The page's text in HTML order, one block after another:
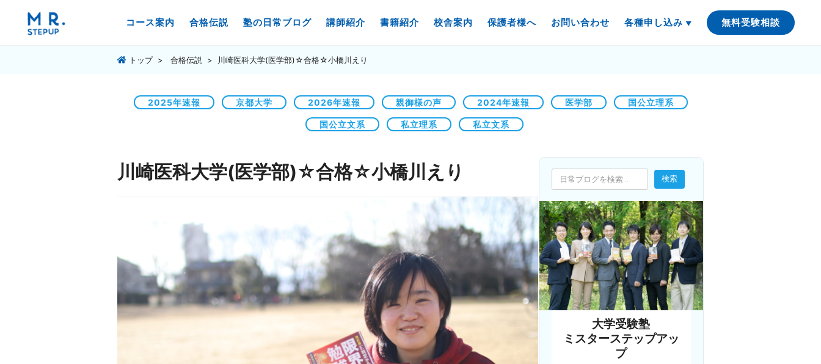
コース案内 合格伝説 塾の日常ブログ 講師紹介 書籍紹介 校舎案内 保護者様へ お問い合わせ 各種申し込み 無料受験相談
トップ 合格伝説 川崎医科大学(医学部)☆合格☆小橋川えり
2025年速報 京都大学 2026年速報 親御様の声 2024年速報 医学部 国公立理系
国公立文系 私立理系 私立文系
川崎医科大学(医学部)☆合格☆小橋川えり 検索
検索
大学受験塾
ミスターステップアッ
プ